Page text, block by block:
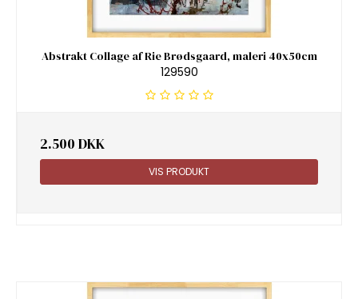
Abstrakt Collage af Rie Brødsgaard, maleri 40x50cm
129590
2.500 DKK
VIS PRODUKT